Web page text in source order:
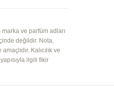
ve parfüm adları
değildir. Nota,
Kalıcılık ve
ilgili fikir